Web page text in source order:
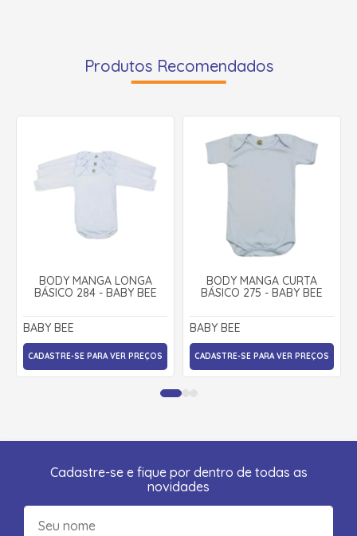
Produtos Recomendados
BODY MANGA LONGA
BÁSICO 284 - BABY BEE
BABY BEE
CADASTRE-SE PARA VER PREÇOS
BODY MANGA CURTA
BÁSICO 275 - BABY BEE
BABY BEE
CADASTRE-SE PARA VER PREÇOS
Cadastre-se e fique por dentro de todas as
novidades